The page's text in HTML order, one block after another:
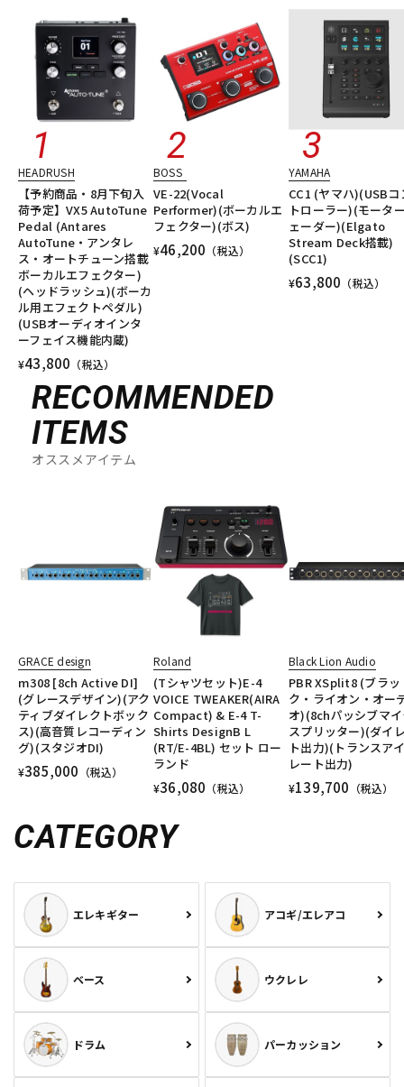
HEADRUSH
【予約商品・8月下旬入
荷予定】VX5 AutoTune
Pedal (Antares
AutoTune・アンタレ
ス・オートチューン搭載
ボーカルエフェクター)
(ヘッドラッシュ)(ボーカ
ル用エフェクトペダル)
(USBオーディオインタ
ーフェイス機能内蔵)
¥43,800 （税込）
BOSS
VE-22(Vocal
Performer)(ボーカルエ
フェクター)(ボス)
¥46,200 （税込）
YAMAHA
CC1 (ヤマハ)(USBコ
トローラー)(モータ
ェーダー)(Elgato
Stream Deck搭載)
(SCC1)
¥63,800 （税込）
RECOMMENDED
ITEMS
オススメアイテム
GRACE design
m308 [8ch Active DI]
(グレースデザイン)(アク
ティブダイレクトボック
ス)(高音質レコーディン
グ)(スタジオDI)
¥385,000 （税込）
Roland
(Tシャツセット)E-4
VOICE TWEAKER(AIRA
Compact) & E-4 T-
Shirts DesignB L
(RT/E-4BL) セット ロー
ランド
¥36,080 （税込）
Black Lion Audio
PBR XSplit8 (ブラッ
ク・ライオン・オー
オ)(8chパッシブマ
スプリッター)(ダイ
ト出力)(トランスア
レート出力)
¥139,700 （税込）
CATEGORY
エレキギター アコギ/エレアコ
ベース ウクレレ
ドラム パーカッション